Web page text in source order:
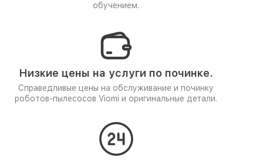
обучением.
Низкие цены на услуги по починке.
Справедливые цены на обслуживание и починку
роботов-пылесосов Viomi и оригинальные детали.